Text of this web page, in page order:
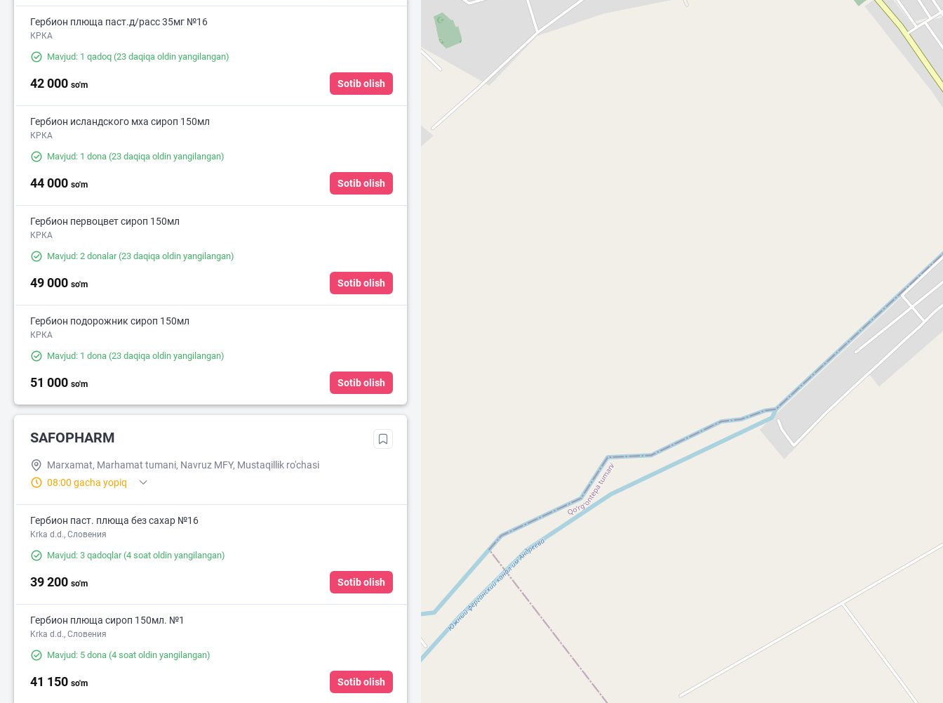
Гербион плюща паст.д/расс 35мг №16
КРКА
Mavjud: 1 qadoq (23 daqiqa oldin yangilangan)
42 000 so'm Sotib olish
Гербион исландского мха сироп 150мл
КРКА
Mavjud: 1 dona (23 daqiqa oldin yangilangan)
44 000 so'm Sotib olish
Гербион первоцвет сироп 150мл
КРКА
Mavjud: 2 donalar(23 daqiqa oldin yangilangan)
49 000 so'm Sotib olish
Гербион подорожник сироп 150мл
КРКА
Mavjud: 1 dona (23 daqiqa oldin yangilangan)
51 000 so'm Sotib olish
SAFOPHARM
Marxamat, Marhamat tumani, Navruz MFY, Mustaqillik ro'chasi
08:00 gacha yopiq
Гербион паст. плюща без сахар №16
Krka d.d., Словения
Mavjud: 3 qadoqlar(4 soat oldin yangilangan)
39 200 so'm Sotib olish
Гербион плюща сироп 150мл. №1
Krka d.d., Словения
Mavjud: 5 dona (4 soat oldin yangilangan)
41 150 so'm Sotib olish